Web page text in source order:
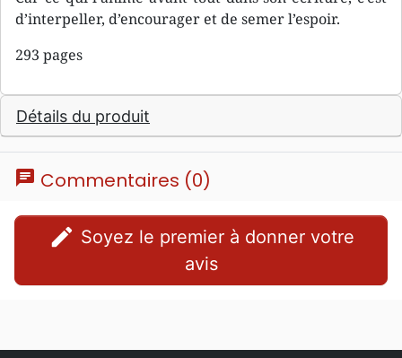
d’interpeller, d’encourager et de semer l’espoir.
293 pages
Détails du produit
chat Commentaires (0)
edit
avis